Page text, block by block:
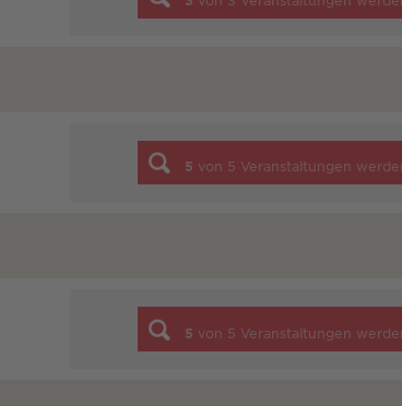
5 von 5 Veranstaltungen
5 von 5 Veranstaltungen